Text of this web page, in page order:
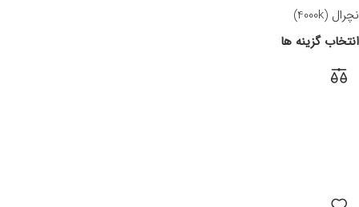
نچرال (4000k)
انتخاب گزینه ها